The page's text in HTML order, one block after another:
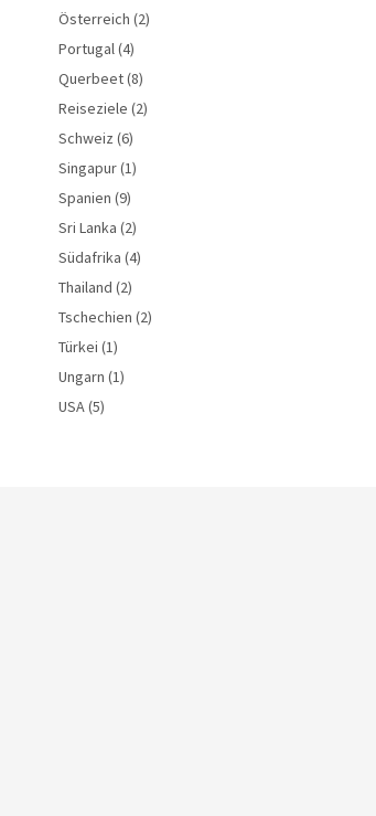
Österreich (2)
Portugal(4)
Querbeet(8)
Reiseziele (2)
Schweiz (6)
Singapur(1)
Spanien (9)
Sri Lanka (2)
Südafrika (4)
Thailand (2)
Tschechien (2)
Türkei (1)
Ungarn (1)
USA(5)